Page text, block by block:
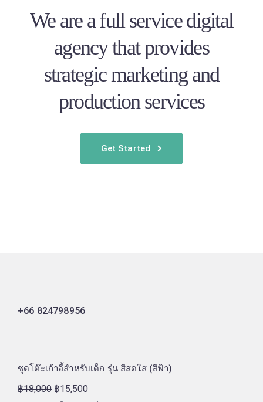
We are a full service digital
agency that provides
strategic marketing and
production services
Get Started
+66 824798956
ชุดโต๊ะเก้าอี้สำหรับเด็ก รุ่น สีสดใส (สีฟ้า)
฿18,000 ฿15,500